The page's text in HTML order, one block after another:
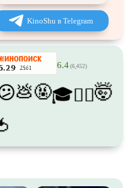
Про танцы
Про футбол
Про Юристов и Адвокатов
Режиссёрская версия
Слэшер
Чёрная комедия
KinoShu в Telegram
6.4(6,452)
💩🤬🎓😵‍💫🤯